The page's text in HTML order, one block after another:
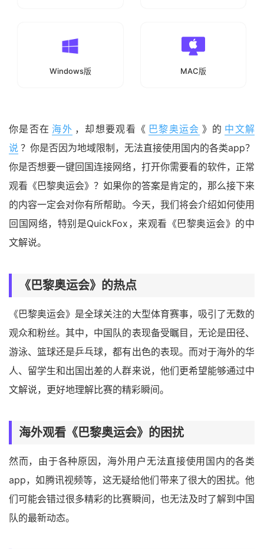
Windows版 MAC版
你是否在 海外 ，却想要观看《 巴黎奥运会 》的 中文解
说 ？你是否因为地域限制，无法直接使用国内的各类app？
你是否想要一键回国连接网络，打开你需要看的软件，正常
观看《巴黎奥运会》？如果你的答案是肯定的，那么接下来
的内容一定会对你有所帮助。今天，我们将会介绍如何使用
回国网络，特别是QuickFox，来观看《巴黎奥运会》的中
文解说。
《巴黎奥运会》的热点
《巴黎奥运会》是全球关注的大型体育赛事，吸引了无数的
观众和粉丝。其中，中国队的表现备受瞩目，无论是田径、
游泳、篮球还是乒乓球，都有出色的表现。而对于海外的华
人、留学生和出国出差的人群来说，他们更希望能够通过中
文解说，更好地理解比赛的精彩瞬间。
海外观看《巴黎奥运会》的困扰
然而，由于各种原因，海外用户无法直接使用国内的各类
app，如腾讯视频等，这无疑给他们带来了很大的困扰。他
们可能会错过很多精彩的比赛瞬间，也无法及时了解到中国
队的最新动态。